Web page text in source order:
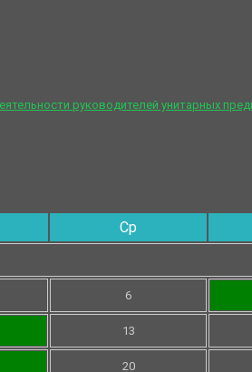
руководителей унитарных
Ср
6
13
20